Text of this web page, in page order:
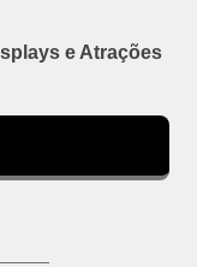
e Atrações